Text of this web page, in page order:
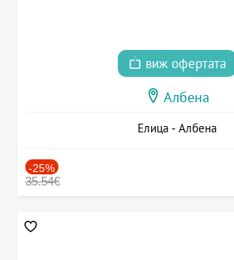
виж офертата
Албена
Елица - Албена
-25%
35.54€